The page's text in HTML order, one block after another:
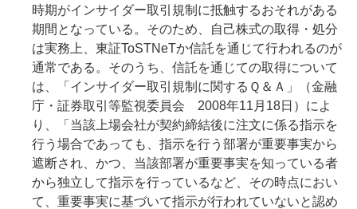
時期がインサイダー取引規制に抵触するおそれがある
期間となっている。そのため、自己株式の取得・処分
は実務上、東証ToSTNeTか信託を通じて行われるのが
通常である。そのうち、信託を通じての取得について
は、「インサイダー取引規制に関するＱ＆Ａ」（金融
庁・証券取引等監視委員会 2008年11月18日）によ
り、「当該上場会社が契約締結後に注文に係る指示を
行う場合であっても、指示を行う部署が重要事実から
遮断され、かつ、当該部署が重要事実を知っている者
から独立して指示を行っているなど、その時点におい
て、重要事実に基づいて指示が行われていないと認め